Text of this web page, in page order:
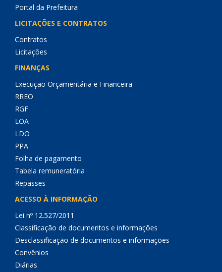
Portal da Prefeitura
LICITAÇÕES E CONTRATOS
Contratos
Licitações
FINANÇAS
Execução Orçamentária e Financeira
RREO
RGF
LOA
LDO
PPA
Folha de pagamento
Tabela remuneratória
Repasses
ACESSO À INFORMAÇÃO
Lei nº 12.527/2011
Classificação de documentos e informações
Desclassificação de documentos e informações
Convênios
Diárias